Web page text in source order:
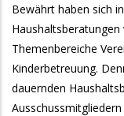
Bewährt haben sich
Themenbereiche
Kinderbetreuung.
dauernden